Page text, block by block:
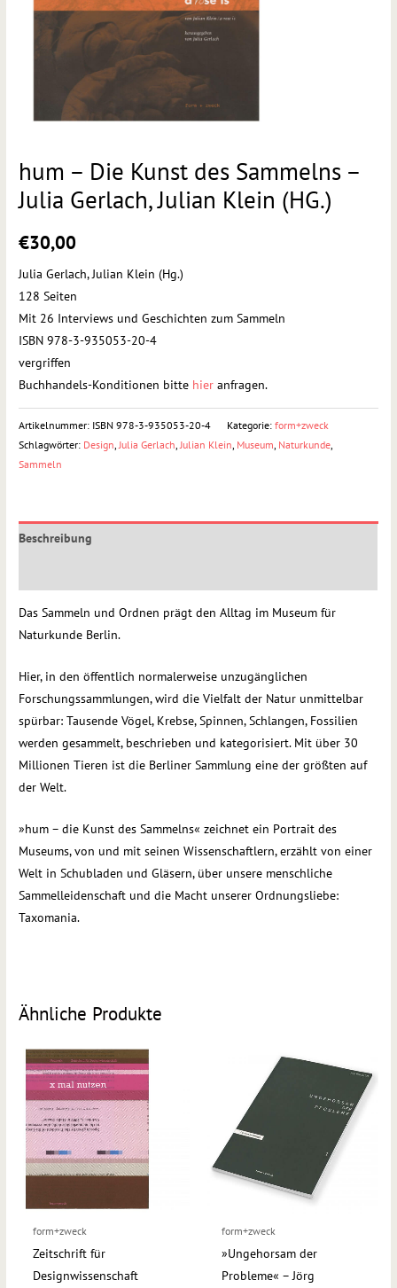
hum – Die Kunst des Sammelns –
Julia Gerlach, Julian Klein (HG.)
€30,00
Julia Gerlach, Julian Klein (Hg.)
128 Seiten
Mit 26 Interviews und Geschichten zum Sammeln
ISBN 978-3-935053-20-4
vergriffen
Buchhandels-Konditionen bitte hier anfragen.
Artikelnummer: ISBN 978-3-935053-20-4 Kategorie:form+zweck
Schlagwörter: Design Julia Gerlach Julian Klein Museum Naturkunde
Sammeln
Beschreibung
Das Sammeln und Ordnen prägt den Alltag im Museum für
Naturkunde Berlin.
Hier, in den öffentlich normalerweise unzugänglichen
Forschungssammlungen, wird die Vielfalt der Natur unmittelbar
spürbar: Tausende Vögel, Krebse, Spinnen, Schlangen, Fossilien
werden gesammelt, beschrieben und kategorisiert. Mit über 30
Millionen Tieren ist die Berliner Sammlung eine der größten auf
der Welt.
»hum – die Kunst des Sammelns« zeichnet ein Portrait des
Museums, von und mit seinen Wissenschaftlern, erzählt von einer
Welt in Schubladen und Gläsern, über unsere menschliche
Sammelleidenschaft und die Macht unserer Ordnungsliebe:
Taxomania.
Ähnliche Produkte
form+zweck
Zeitschrift für
Designwissenschaft
form+zweck
»Ungehorsam der
Probleme« – Jörg